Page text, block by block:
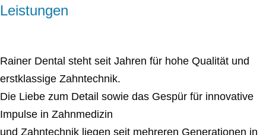
Leistungen
Rainer Dental steht seit Jahren für hohe Qualität und
erstklassige Zahntechnik.
Die Liebe zum Detail sowie das Gespür für innovative
Impulse in Zahnmedizin
und Zahntechnik liegen seit mehreren Generationen in